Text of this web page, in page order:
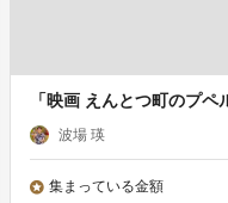
「映画 えんとつ町のプ
波場 瑛
集まっている金額